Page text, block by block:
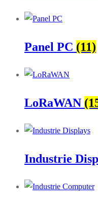
Panel PC (11)
LoRaWAN
Industrie